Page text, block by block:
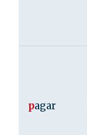
pagar